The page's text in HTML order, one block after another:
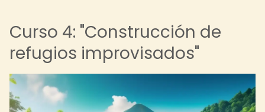
Curso 4: "Construcción de
refugios improvisados"